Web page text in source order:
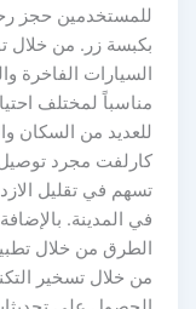
للمستخدمين حجز
بكبسة زر. من خلال
السيارات الفاخرة
مناسباً لمختلف
للعديد من السكان
كارلفت مجرد
تسهم في تقليل
في المدينة.
الطرق من خلال
من خلال تسخير